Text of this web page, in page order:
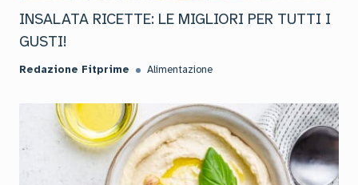
INSALATA RICETTE: LE MIGLIORI PER TUTTI I
GUSTI!
Redazione Fitprime Alimentazione